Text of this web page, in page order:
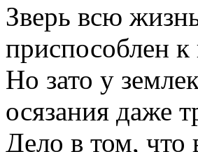
Зверь всю
приспособлен
Но зато у
осязания даже
Дело в том, что